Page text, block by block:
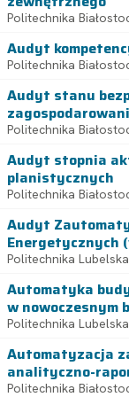
Politechnika
Audyt
Politechnika
Audyt stanu
Politechnika
Audyt stopnia
planistycznych
Politechnika
Audyt
Energetycznych
Politechnika Lubelska
Automatyka
w nowoczesnym
Politechnika Lubelska
Automatyzacja
analityczno-
Politechnika